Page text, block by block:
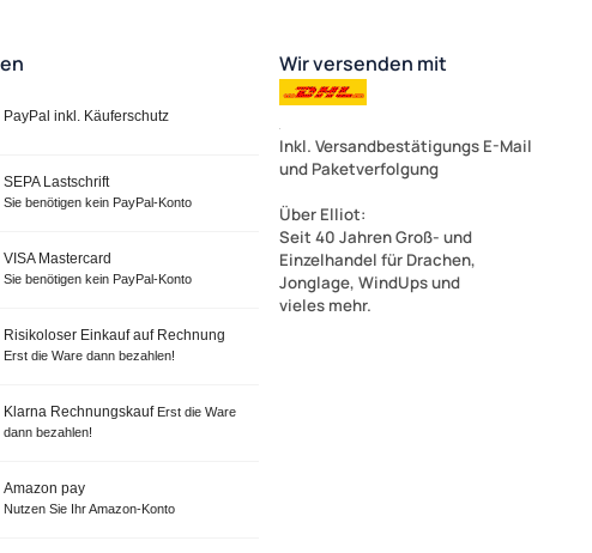
PayPal inkl. Käuferschutz
SEPA Lastschrift
Sie benötigen kein PayPal-Konto
VISA Mastercard
Sie benötigen kein PayPal-Konto
Risikoloser Einkauf auf Rechnung
Erst die Ware dann bezahlen!
Klarna Rechnungskauf Erst die Ware
dann bezahlen!
Amazon pay
Nutzen Sie Ihr Amazon-Konto
Wir versenden mit
Inkl. Versandbestätigungs E-Mail
und Paketverfolgung
Über Elliot:
Seit 40 Jahren Groß- und
Einzelhandel für Drachen,
Jonglage, WindUps und
vieles mehr.